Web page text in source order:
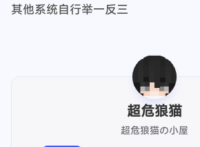
其他系统自行举一反三
超危狼猫
超危狼猫の小屋